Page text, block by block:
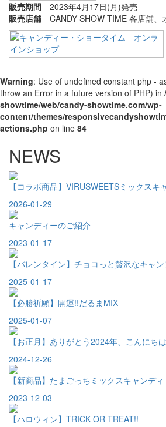
販売期間 2023年4月17日(月)発売
販売店舗 CANDY SHOW TIME 各店舗、
Warning: Use of undefined constant php -
throw an Error in a future version of PHP) in
showtime/web/candy-showtime.com/wp-
content/themes/
actions.php on line 84
NEWS
【コラボ商品】VIRUSWEETSミックスキ
2026-01-29
キャンディーのご紹介
2023-01-17
【バレンタイン】チョコっと贅沢なキャ
2025-01-17
【必勝祈願】開運!!だるまMIX
2025-01-07
【お正月】ありがとう2024年、こんにち
2024-12-26
【新商品】たまごっちミックスキャンディ
2023-12-03
【ハロウィン】TRICK OR TREAT!!